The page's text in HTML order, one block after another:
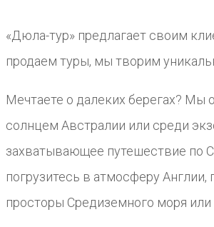
«Дюла-тур» предлагает своим
продаем туры, мы творим
Мечтаете о далеких берегах? Мы
солнцем Австралии или среди
захватывающее путешествие по
погрузитесь в атмосферу
просторы Средиземного моря